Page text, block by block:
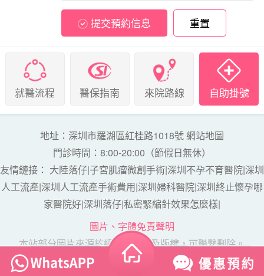
提交預約信息 重置
就醫流程 醫保指南 來院路線 自助掛號
地址：深圳市羅湖區紅桂路1018號網站地圖
門診時間：8:00-20:00（節假日無休）
友情鏈接： 大陸落仔|子宮肌瘤微創手術|深圳不孕不育醫院|深圳
人工流產|深圳人工流產手術費用|深圳婦科醫院|深圳終止懷孕哪
家醫院好|深圳落仔|私密緊縮針效果怎麼樣|
圖片、字體免責聲明
本站部分圖片來源於網絡，如涉及版權，可聯繫刪除。